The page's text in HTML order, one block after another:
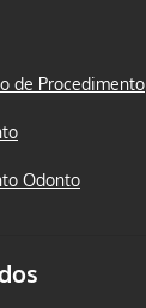
de Procedimento
Odonto